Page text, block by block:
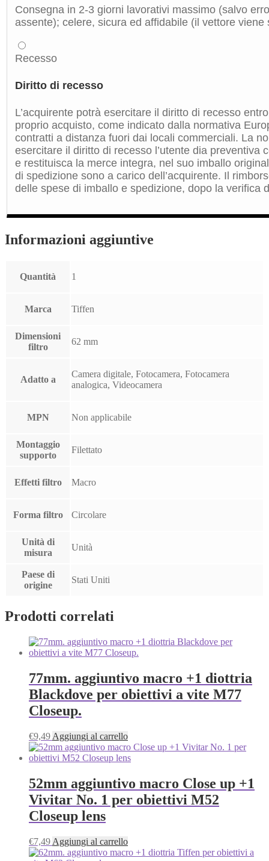
Consegna in 2-3 giorni lavorativi massimo (salvo
assente); celere, sicura ed affidabile (il vettore
Recesso
Diritto di recesso
L’acquirente potrà esercitare il diritto di recesso
proprio acquisto, come indicato dalla normativa
contratti a distanza fuori dai locali commerciali. La
esercitare il diritto di recesso l’utente dia preventiva
e restituisca la merce integra, nel suo imballo
di spedizione sono a carico dell’acquirente. Il
delle spese di imballo e spedizione, dopo la verifica
Informazioni aggiuntive
Quantità 1
Marca Tiffen
Dimensioni
filtro
62 mm
Adatto a
Camera digitale, Fotocamera, Fotocamera
analogica, Videocamera
MPN Non applicabile
Montaggio
supporto
Filettato
Effetti filtro Macro
Forma filtro Circolare
Unità di
misura
Unità
Paese di
origine
Stati Uniti
Prodotti correlati
77mm. aggiuntivo macro +1 diottria
Blackdove per obiettivi a vite M77
Closeup.
€9,49 Aggiungi al carrello
52mm aggiuntivo macro Close up +1
Vivitar No. 1 per obiettivi M52
Closeup lens
€7,49 Aggiungi al carrello